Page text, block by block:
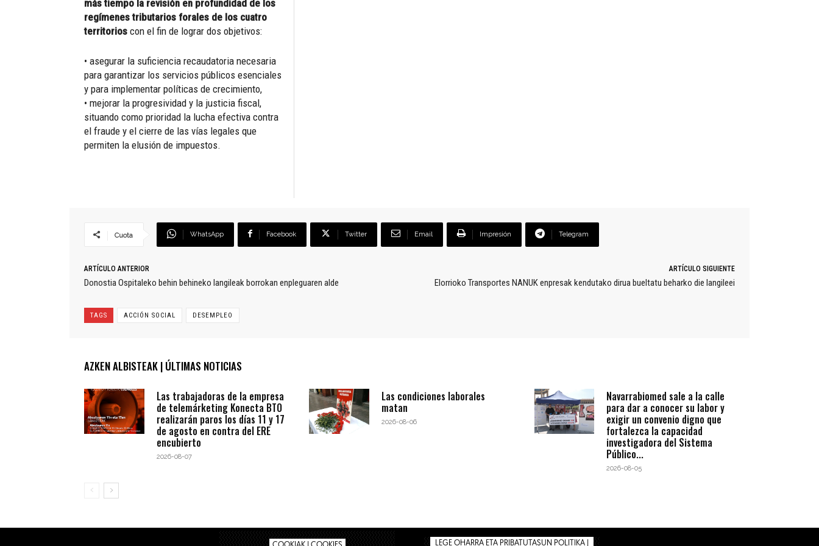
más tiempo la revisión en profundidad de los
regímenes tributarios forales de los cuatro
territorios con el fin de lograr dos objetivos:
• asegurar la suficiencia recaudatoria necesaria
para garantizar los servicios públicos esenciales
y para implementar políticas de crecimiento,
• mejorar la progresividad y la justicia fiscal,
situando como prioridad la lucha efectiva contra
el fraude y el cierre de las vías legales que
permiten la elusión de impuestos.
Cuota WhatsApp Facebook Twitter Email Impresión Telegram
ARTÍCULO ANTERIOR
Donostia Ospitaleko behin behineko langileak borrokan enpleguaren alde
ARTÍCULO SIGUIENTE
Elorrioko Transportes NANUK enpresak kendutako dirua bueltatu beharko die langileei
TAGS ACCIÓN SOCIAL DESEMPLEO
AZKEN ALBISTEAK | ÚLTIMAS NOTICIAS
Las trabajadoras de la empresa
de telemárketing Konecta BTO
realizarán paros los días 11 y 17
de agosto en contra del ERE
encubierto
2026-08-07
Las condiciones laborales
matan
2026-08-06
Navarrabiomed sale a la calle
para dar a conocer su labor y
exigir un convenio digno que
fortalezca la capacidad
investigadora del Sistema
Público...
2026-08-05
LEGE OHARRA ETA PRIBATUTASUN POLITIKA |